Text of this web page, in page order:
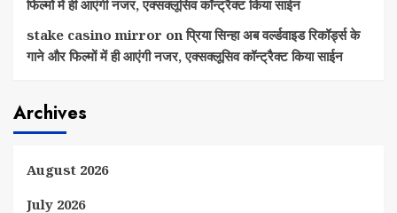
फिल्मों में ही आएंगी नजर, एक्सक्लूसिव कॉन्ट्रैक्ट किया साईन
stake casino mirror onप्रिया सिन्हा अब वर्ल्डवाइड रिकॉर्ड्स के
गाने और फिल्मों में ही आएंगी नजर, एक्सक्लूसिव कॉन्ट्रैक्ट किया साईन
Archives
August 2026
July 2026